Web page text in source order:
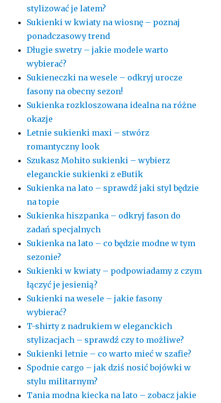
stylizować je latem?
Sukienki w kwiaty na wiosnę – poznaj
ponadczasowy trend
Długie swetry – jakie modele warto
wybierać?
Sukieneczki na wesele – odkryj urocze
fasony na obecny sezon!
Sukienka rozkloszowana idealna na różne
okazje
Letnie sukienki maxi – stwórz
romantyczny look
Szukasz Mohito sukienki – wybierz
eleganckie sukienki z eButik
Sukienka na lato – sprawdź jaki styl będzie
na topie
Sukienka hiszpanka – odkryj fason do
zadań specjalnych
Sukienka na lato – co będzie modne w tym
sezonie?
Sukienki w kwiaty – podpowiadamy z czym
łączyć je jesienią?
Sukienki na wesele – jakie fasony
wybierać?
T-shirty z nadrukiem w eleganckich
stylizacjach – sprawdź czy to możliwe?
Sukienki letnie – co warto mieć w szafie?
Spodnie cargo – jak dziś nosić bojówki w
stylu militarnym?
Tania modna kiecka na lato – zobacz jakie